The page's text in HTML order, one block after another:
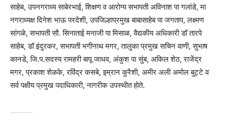
साहेब, उपनगराध्य साबेरभाई, शिक्षण व आरोग्य सभापती अविनाश पा गलांडे, मा
नगराध्यक्ष दिनेश भाऊ परदेशी, उपजिल्हाप्रमुख बाबासाहेब पा जगताप, लक्ष्मण
सांगळे, सभापती सौ. सिनाताई मनाजी पा मिसाळ, वैद्यकीय अधिकारी डॉ तारपे
साहेब, डॉ इंदुरकर, सभापती भगीनाथ मगर, तालुका प्रमुख सचिन वाणी, सुभाष
कानडे, जि.प.सदस्य रामहरी बापू जाधव, अंकुश पा सुंब, अकिल शेठ, राजेंद्र
मगर, प्रकाश शेळके, रविंद्र कसबे, इम्रान कुरैशी, अमीर अली अमोल बुट्टे व
सर्व पक्षीय प्रमुख पदाधिकारी, नागरीक उपस्थीत होते.